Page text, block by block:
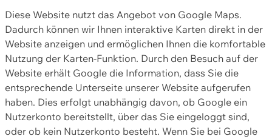
Diese Website nutzt das Angebot von Google Maps.
Dadurch können wir Ihnen interaktive Karten direkt in der
Website anzeigen und ermöglichen Ihnen die komfortable
Nutzung der Karten-Funktion. Durch den Besuch auf der
Website erhält Google die Information, dass Sie die
entsprechende Unterseite unserer Website aufgerufen
haben. Dies erfolgt unabhängig davon, ob Google ein
Nutzerkonto bereitstellt, über das Sie eingeloggt sind,
oder ob kein Nutzerkonto besteht. Wenn Sie bei Google